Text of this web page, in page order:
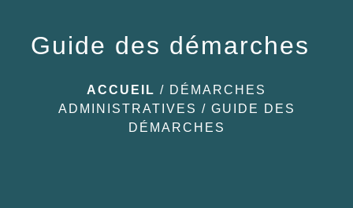
Guide des démarches
ACCUEIL / DÉMARCHES
ADMINISTRATIVES / GUIDE DES
DÉMARCHES